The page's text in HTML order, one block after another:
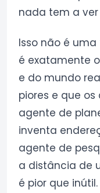
nada tem a
Isso não é
é exatamente
e do mundo
piores e que
agente de
inventa
agente de
a distância de
é pior que